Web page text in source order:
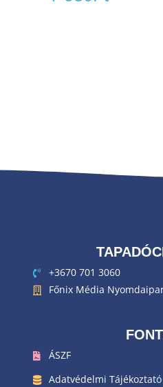
+3670 701 3060
Főnix Média
ÁSZF
Adatvédelmi Tájékoztató